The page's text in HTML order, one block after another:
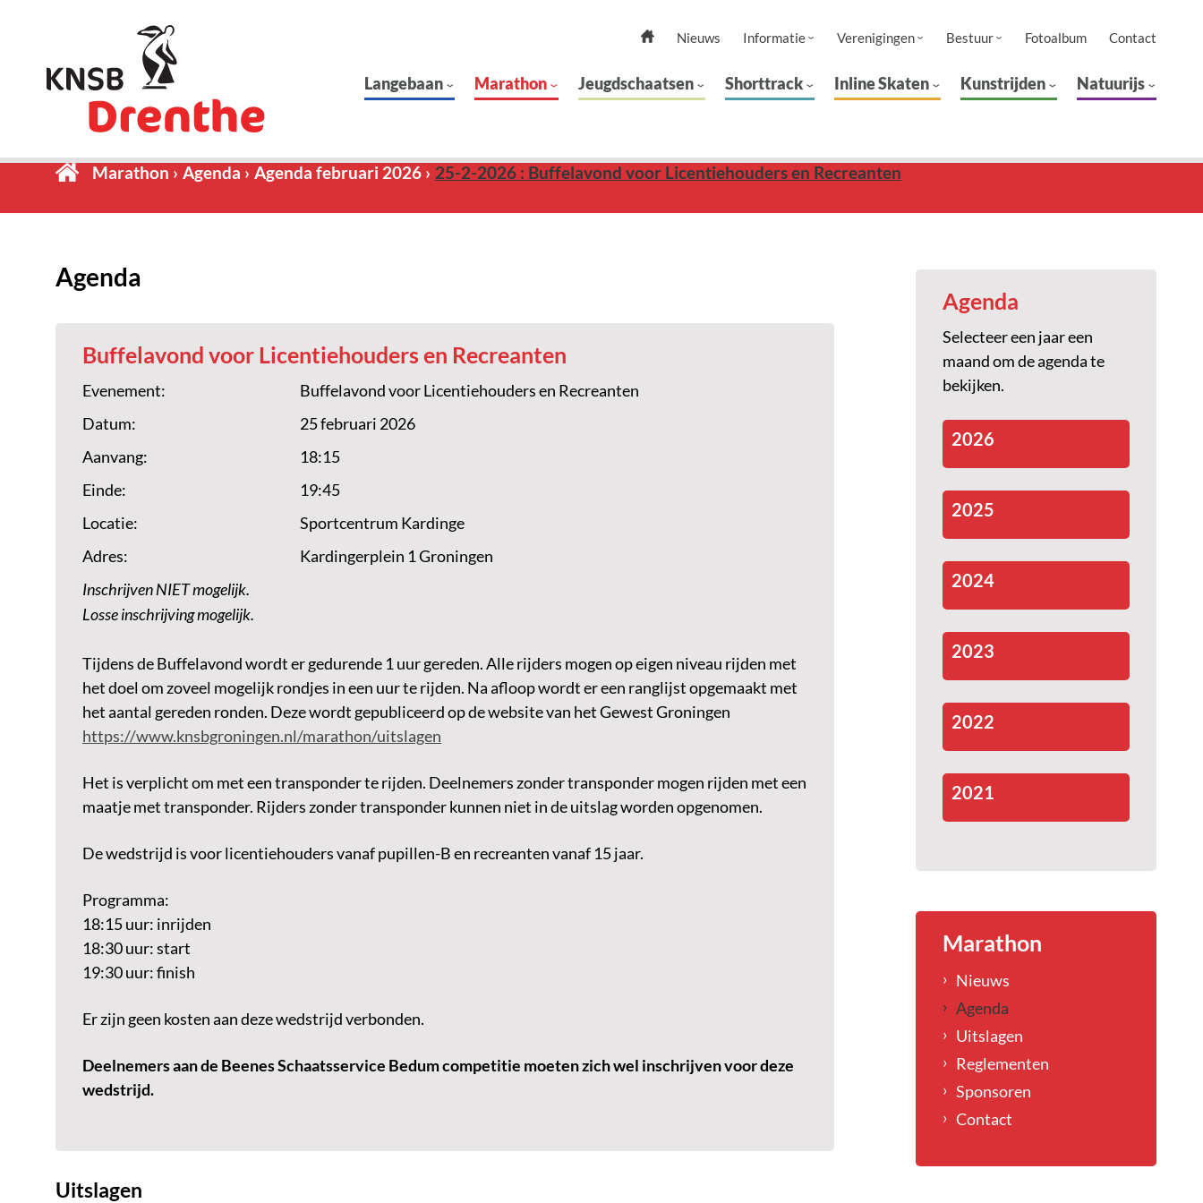
Nieuws Informatie Verenigingen Bestuur Fotoalbum Contact
Langebaan Marathon Jeugdschaatsen Shorttrack Inline Skaten Kunstrijden Natuurijs
Marathon Agenda Agenda februari 2026 25-2-2026 : Buffelavond voor Licentiehouders en Recreanten
Agenda
Buffelavond voor Licentiehouders en Recreanten
Evenement:
Buffelavond voor Licentiehouders en Recreanten
Datum:
25 februari 2026
Aanvang:
18:15
Einde:
19:45
Locatie:
Sportcentrum Kardinge
Adres:
Kardingerplein 1 Groningen
Inschrijven NIET mogelijk.
Losse inschrijving mogelijk.
Tijdens de Buffelavond wordt er gedurende 1 uur gereden. Alle rijders mogen op eigen niveau rijden met
het doel om zoveel mogelijk rondjes in een uur te rijden. Na afloop wordt er een ranglijst opgemaakt met
het aantal gereden ronden. Deze wordt gepubliceerd op de website van het Gewest Groningen
https://www.knsbgroningen.nl/marathon/uitslagen
Het is verplicht om met een transponder te rijden. Deelnemers zonder transponder mogen rijden met een
maatje met transponder. Rijders zonder transponder kunnen niet in de uitslag worden opgenomen.
De wedstrijd is voor licentiehouders vanaf pupillen-B en recreanten vanaf 15 jaar.
Programma:
18:15 uur: inrijden
18:30 uur: start
19:30 uur: finish
Er zijn geen kosten aan deze wedstrijd verbonden.
Deelnemers aan de Beenes Schaatsservice Bedum competitie moeten zich wel inschrijven voor deze
wedstrijd.
Uitslagen
Agenda
Selecteer een jaar een
maand om de agenda te
bekijken.
2026
2025
2024
2023
2022
2021
Marathon
Nieuws
Agenda
Uitslagen
Reglementen
Sponsoren
Contact